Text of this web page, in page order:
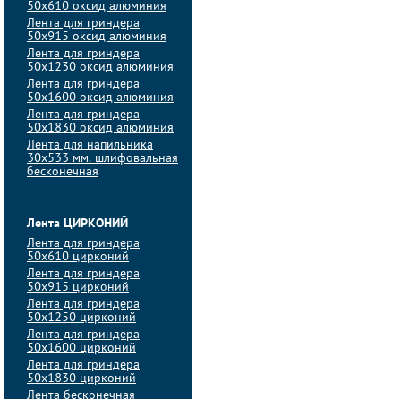
50х610 оксид алюминия
Лента для гриндера
50х915 оксид алюминия
Лента для гриндера
50х1230 оксид алюминия
Лента для гриндера
50х1600 оксид алюминия
Лента для гриндера
50х1830 оксид алюминия
Лента для напильника
30х533 мм. шлифовальная
бесконечная
Лента ЦИРКОНИЙ
Лента для гриндера
50х610 цирконий
Лента для гриндера
50х915 цирконий
Лента для гриндера
50х1250 цирконий
Лента для гриндера
50х1600 цирконий
Лента для гриндера
50x1830 цирконий
Лента бесконечная